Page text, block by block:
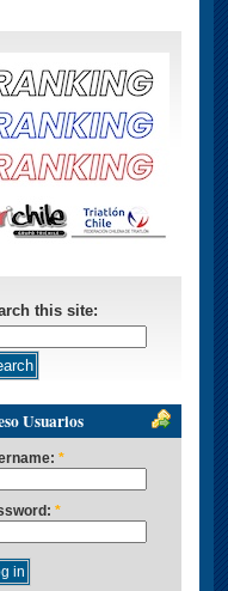
this site:
Usuarios
*
*